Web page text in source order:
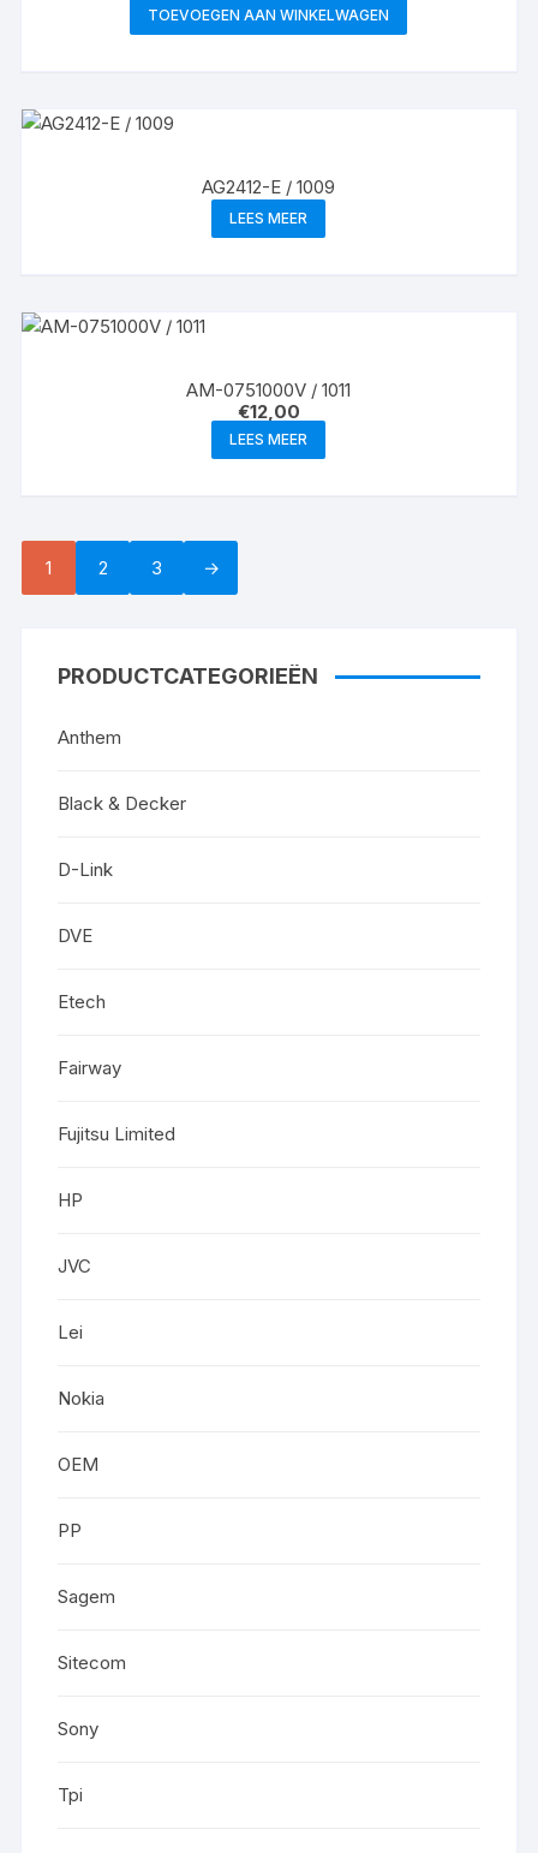
TOEVOEGEN AAN WINKELWAGEN
AG2412-E / 1009
LEES MEER
AM-0751000V / 1011
€12,00
LEES MEER
1 2 3 →
PRODUCTCATEGORIEËN
Anthem
Black & Decker
D-Link
DVE
Etech
Fairway
Fujitsu Limited
HP
JVC
Lei
Nokia
OEM
PP
Sagem
Sitecom
Sony
Tpi